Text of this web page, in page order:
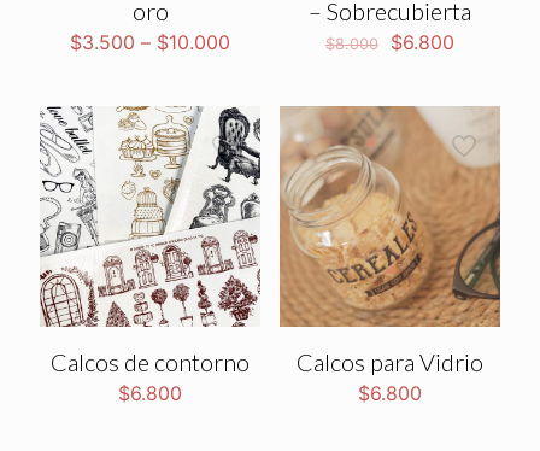
oro
$3.500 – $10.000
– Sobrecubierta
$8.000
El
era:
$8.000.
$6.800El
es:
$6.800.
Calcos de contorno
$6.800
Calcos para Vidrio
$6.800